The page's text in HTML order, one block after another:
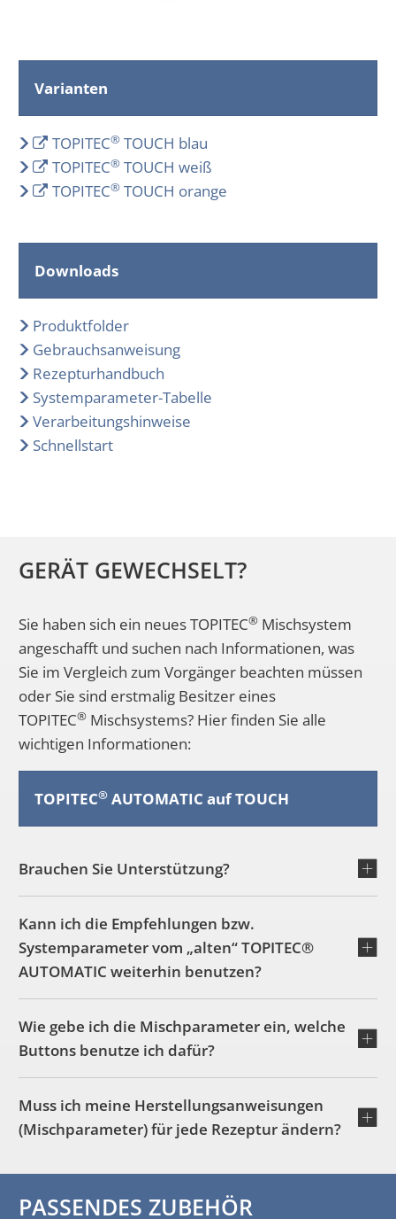
Varianten
TOPITEC®TOUCH blau
TOPITEC®TOUCH weiß
TOPITEC®TOUCH orange
Downloads
Produktfolder
Gebrauchsanweisung
Rezepturhandbuch
Systemparameter-Tabelle
Verarbeitungshinweise
Schnellstart
GERÄT GEWECHSELT?
Sie haben sich ein neues TOPITEC® Mischsystem
angeschafft und suchen nach Informationen, was
Sie im Vergleich zum Vorgänger beachten müssen
oder Sie sind erstmalig Besitzer eines
TOPITEC® Mischsystems? Hier finden Sie alle
wichtigen Informationen:
TOPITEC® AUTOMATIC auf TOUCH
Brauchen Sie Unterstützung?
Kann ich die Empfehlungen bzw.
Systemparameter vom „alten“ TOPITEC®
AUTOMATIC weiterhin benutzen?
Wie gebe ich die Mischparameter ein, welche
Buttons benutze ich dafür?
Muss ich meine Herstellungsanweisungen
(Mischparameter) für jede Rezeptur ändern?
PASSENDES ZUBEHÖR